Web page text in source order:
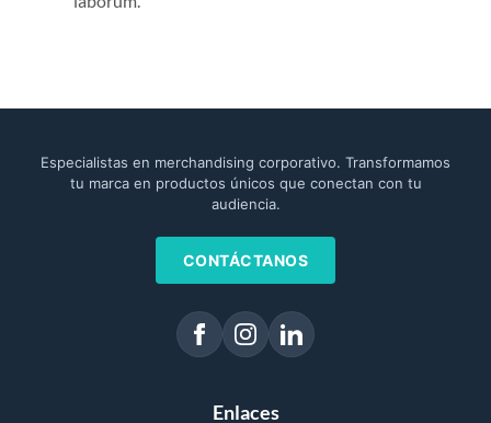
Especialistas en merchandising corporativo. Transformamos
tu marca en productos únicos que conectan con tu
audiencia.
CONTÁCTANOS
Enlaces